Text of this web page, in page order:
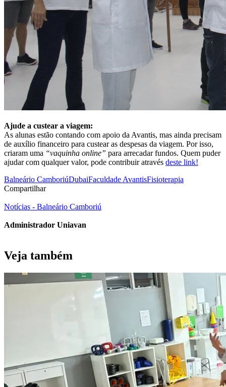
Ajude a custear a viagem:
As alunas estão contando com apoio da Avantis, mas ainda precisam
de auxílio financeiro para custear as despesas da viagem. Por isso,
criaram uma “vaquinha online” para arrecadar fundos. Quem puder
ajudar com qualquer valor, pode contribuir através deste link!
Balneário CamboriúDubaiFaculdade AvantisFisioterapia
Compartilhar
Notícias - Balneário Camboriú
Administrador Uniavan
Veja também